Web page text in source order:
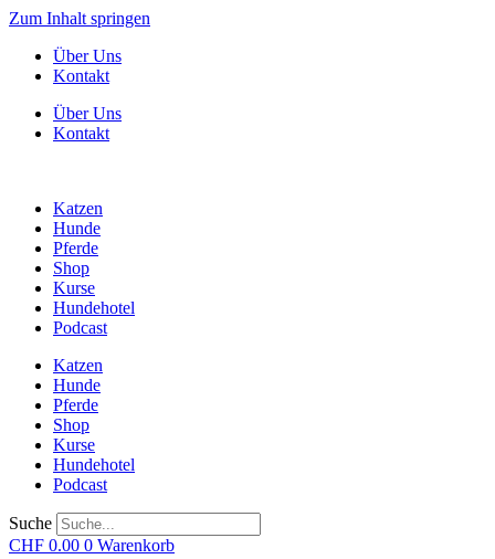
Zum Inhalt springen
Über Uns
Kontakt
Über Uns
Kontakt
Katzen
Hunde
Pferde
Shop
Kurse
Hundehotel
Podcast
Katzen
Hunde
Pferde
Shop
Kurse
Hundehotel
Podcast
Suche
CHF 0.00 0 Warenkorb